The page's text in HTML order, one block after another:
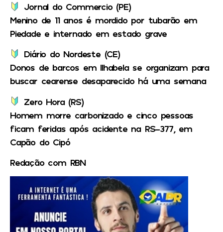
Jornal do Commercio (PE)
Menino de 11 anos é mordido por tubarão em
Piedade e internado em estado grave
Diário do Nordeste (CE)
Donos de barcos em Ilhabela se organizam para
buscar cearense desaparecido há uma semana
Zero Hora (RS)
Homem morre carbonizado e cinco pessoas
ficam feridas após acidente na RS-377, em
Capão do Cipó
Redação com RBN